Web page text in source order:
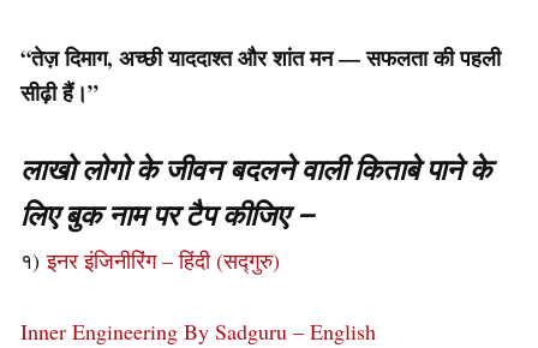
“तेज़ दिमाग, अच्छी याददाश्त और शांत मन — सफलता की पहली
सीढ़ी हैं।”
लाखो लोगो के जीवन बदलने वाली किताबे पाने के
लिए बुक नाम पर टैप कीजिए –
१)इनर इंजिनीरिंग – हिंदी (सद्गुरु)
Inner Engineering By Sadguru – English